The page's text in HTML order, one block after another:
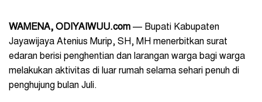
WAMENA, ODIYAIWUU.com — Bupati Kabupaten
Jayawijaya Atenius Murip, SH, MH menerbitkan surat
edaran berisi penghentian dan larangan warga bagi warga
melakukan aktivitas di luar rumah selama sehari penuh di
penghujung bulan Juli.